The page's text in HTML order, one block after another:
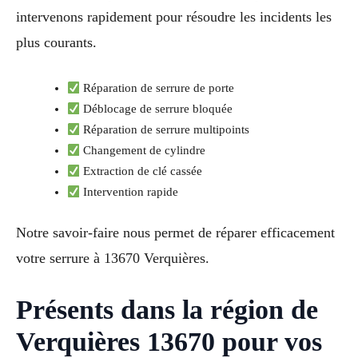
intervenons rapidement pour résoudre les incidents les
plus courants.
Réparation de serrure de porte
Déblocage de serrure bloquée
Réparation de serrure multipoints
Changement de cylindre
Extraction de clé cassée
Intervention rapide
Notre savoir-faire nous permet de réparer efficacement
votre serrure à 13670 Verquières.
Présents dans la région de
Verquières 13670 pour vos